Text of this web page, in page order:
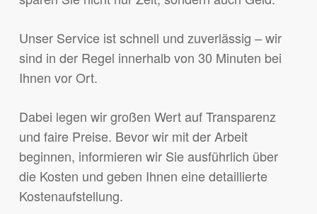
Unser Service ist schnell und zuverlässig – wir
sind in der Regel innerhalb von 30 Minuten bei
Ihnen vor Ort.
Dabei legen wir großen Wert auf Transparenz
und faire Preise. Bevor wir mit der Arbeit
beginnen, informieren wir Sie ausführlich über
die Kosten und geben Ihnen eine detaillierte
Kostenaufstellung.